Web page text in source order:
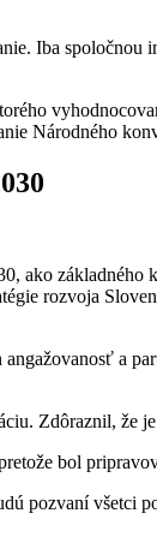
Iba
Národného
základného
rozvoja
a
Zdôraznil,
bol
pozvaní